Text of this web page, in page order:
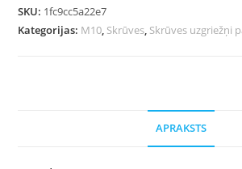
SKU: 1fc9cc5a22e7
Kategorijas: M10, Skrūves, Skrūves uzgriežņi
APRAKSTS